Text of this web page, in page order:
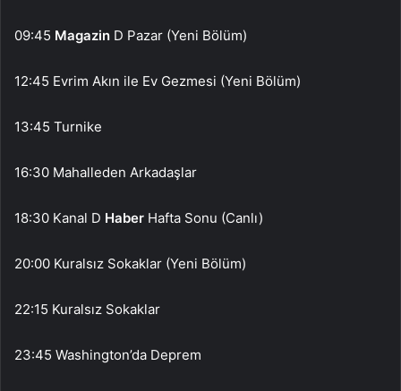
09:45 Magazin D Pazar (Yeni Bölüm)
12:45 Evrim Akın ile Ev Gezmesi (Yeni Bölüm)
13:45 Turnike
16:30 Mahalleden Arkadaşlar
18:30 Kanal D Haber Hafta Sonu (Canlı)
20:00 Kuralsız Sokaklar (Yeni Bölüm)
22:15 Kuralsız Sokaklar
23:45 Washington’da Deprem